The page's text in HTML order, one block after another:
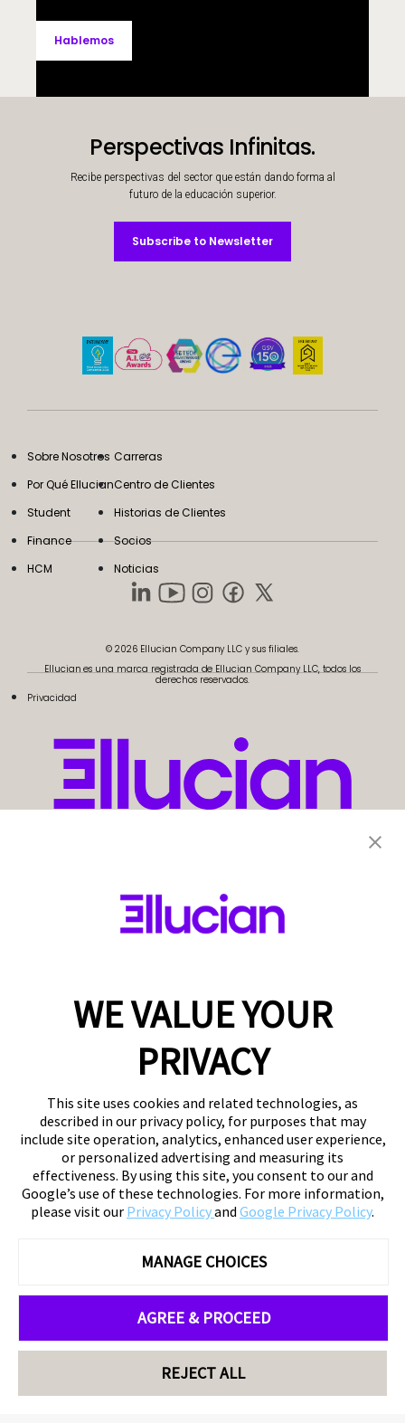
Hablemos
Perspectivas Infinitas.
Recibe perspectivas del sector que están dando forma al
futuro de la educación superior.
Subscribe to Newsletter
Subscribe to Newsletter
Sobre Nosotros
Por Qué Ellucian
Student
Finance
HCM
Carreras
Centro de Clientes
Historias de Clientes
Socios
Noticias
© 2026 Ellucian Company LLC y sus filiales.
Ellucian es una marca registrada de Ellucian Company LLC, todos los
derechos reservados.
Privacidad
WE VALUE YOUR
PRIVACY
This site uses cookies and related technologies, as
described in our privacy policy, for purposes that may
include site operation, analytics, enhanced user experience,
or personalized advertising and measuring its
effectiveness. By using this site, you consent to our and
Google’s use of these technologies. For more information,
please visit our Privacy Policyand Google Privacy Policy.
MANAGE CHOICES
AGREE & PROCEED
REJECT ALL